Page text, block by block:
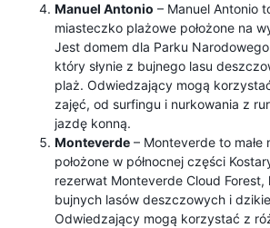
Manuel Antonio – Manuel Antonio
miasteczko plażowe położone na
Jest domem dla Parku
który słynie z bujnego lasu
plaż. Odwiedzający mogą
zajęć, od surfingu i nurkowania z
jazdę konną.
Monteverde – Monteverde to małe
położone w północnej części
rezerwat Monteverde Cloud Forest,
bujnych lasów deszczowych i
Odwiedzający mogą korzystać z